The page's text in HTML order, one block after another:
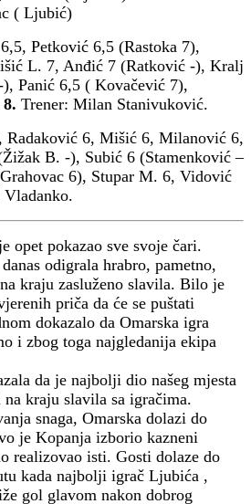
( Ljubić)
Petković 6,5 (Rastoka 7),
L. 7, Anđić 7 (Ratković -), Kralj
Panić 6,5 ( Kovačević 7),
Trener: Milan Stanivuković.
Radaković 6, Mišić 6, Milanović 6,
B. -), Subić 6 (Stamenković –
6), Stupar M. 6, Vidović
opet pokazao sve svoje čari.
odigrala hrabro, pametno,
kraju zasluženo slavila. Bilo je
priča da će se puštati
dokazalo da Omarska igra
i zbog toga najgledanija ekipa
da je najbolji dio našeg mjesta
kraju slavila sa igračima.
snaga, Omarska dolazi do
je Kopanja izborio kazneni
realizovao isti. Gosti dolaze do
kada najbolji igrač Ljubića ,
gol glavom nakon dobrog